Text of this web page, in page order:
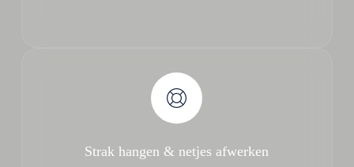
Strak hangen & netjes afwerken